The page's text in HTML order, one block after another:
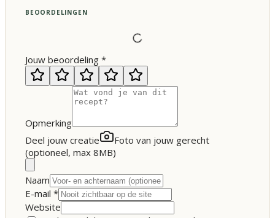
BEOORDELINGEN
Jouw beoordeling *
Opmerking
Deel jouw creatie
Foto van jouw gerecht
(optioneel, max 8MB)
Naam
E-mail *
Website